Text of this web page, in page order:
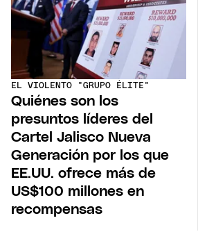
EL VIOLENTO "GRUPO ÉLITE"
Quiénes son los
presuntos líderes del
Cartel Jalisco Nueva
Generación por los que
EE.UU. ofrece más de
US$100 millones en
recompensas